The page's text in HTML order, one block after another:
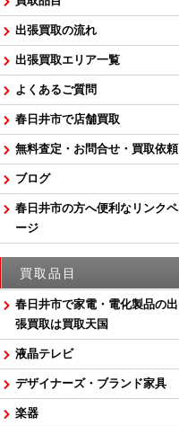
出張買取の流れ
出張買取エリア一覧
よくあるご質問
春日井市で店舗買取
無料査定・お問合せ・買取依頼
ブログ
春日井市の方へ便利なリンクペ
ージ
買取品目
春日井市で家電・電化製品の出
張買取は買取天国
液晶テレビ
デザイナーズ・ブランド家具
楽器